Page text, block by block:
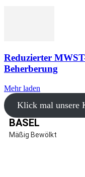
Reduzierter
Beherberung
Mehr laden
Klick mal unsere
BASEL
Mäßig Bewölkt